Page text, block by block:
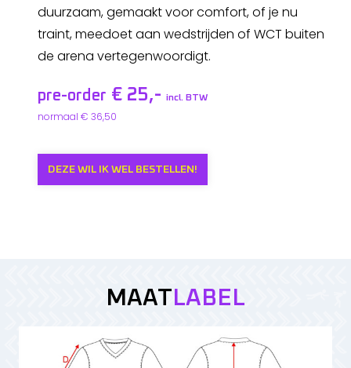
duurzaam, gemaakt voor comfort, of je nu
traint, meedoet aan wedstrijden of WCT buiten
de arena vertegenwoordigt.
pre-order € 25,- incl. BTW
normaal € 36,50
DEZE WIL IK WEL BESTELLEN!
MAAT LABEL